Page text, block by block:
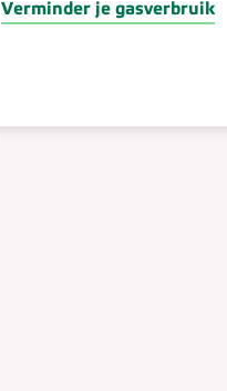
Verminder je gasverbruik